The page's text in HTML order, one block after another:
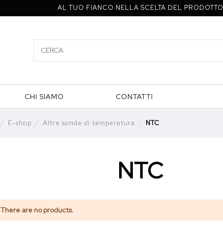
AL TUO FIANCO NELLA SCELTA DEL PRODOTTO
CHI SIAMO CONTATTI
E-shop Altre sonde di temperatura NTC
NTC
There are no products.